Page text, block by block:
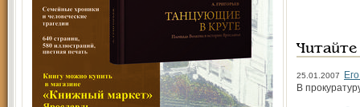
25.01.2007
В